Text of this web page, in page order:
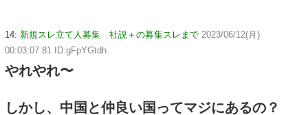
14: 新規スレ立て人募集 社説＋の募集スレまで 2023/06/12(月)
00:03:07.81 ID:gFpYGtdh
やれやれ〜
しかし、中国と仲良い国ってマジにあるの？